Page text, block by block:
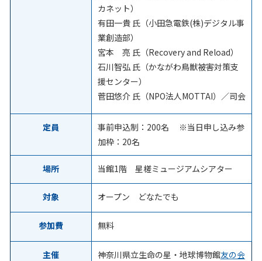
カネット）
有田一貴 氏（小田急電鉄(株)デジタル事
業創造部）
宮本 亮 氏（Recovery and Reload）
石川智弘 氏（かながわ鳥獣被害対策支
援センター）
菅田悠介 氏（NPO法人MOTTAI）／司会
定員
事前申込制：200名 ※当日申し込み参
加枠： 20名
場所 当館1階 星槎ミュージアムシアター
対象 オープン どなたでも
参加費 無料
主催 神奈川県立生命の星・地球博物館友の会